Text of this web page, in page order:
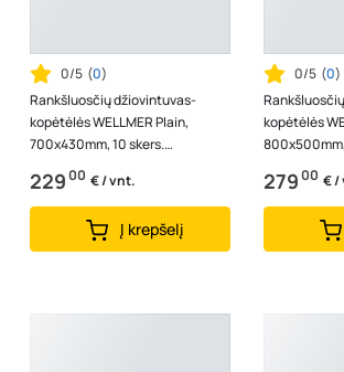
0/5 (0)
Rankšluosčių džiovintuvas-
kopėtėlės WELLMER Plain,
700x430mm, 10 skers.
pajungimas 470 mm, AISI 316
nerūd. plienas, 311...
22900 € / vnt.
Į krepšelį
0/5 (0)
kopėtėlės
pajungimas
nerūd.
27900 € /